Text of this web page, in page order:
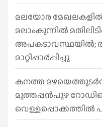
മലയോര മേഖലകളിൽ
മലാംകുന്നിൽ
അപകടാവസ്ഥയിൽ;
മാറ്റിപ്പാർപ്പിച്ചു
കനത്ത
മുത്തപ്പൻപുഴ
വെള്ളപ്പൊക്കത്തിൽ